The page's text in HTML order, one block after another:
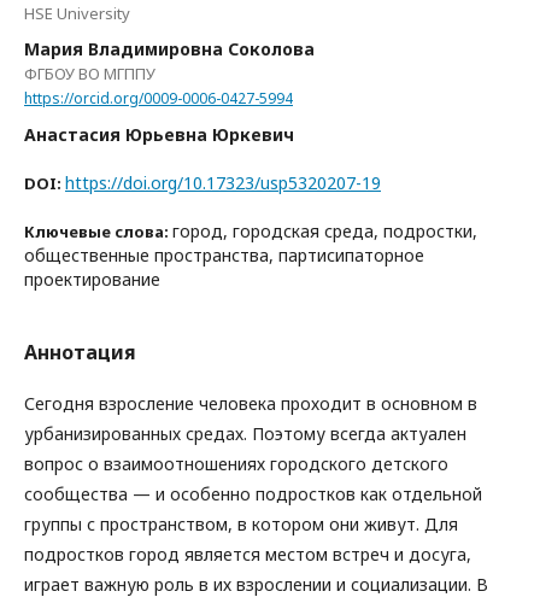
HSE University
Мария Владимировна Соколова
ФГБОУ ВО МГППУ
https://orcid.org/0009-0006-0427-5994
Анастасия Юрьевна Юркевич
DOI: https://doi.org/10.17323/usp5320207-19
Ключевые слова: город, городская среда, подростки,
общественные пространства, партисипаторное
проектирование
Аннотация
Сегодня взросление человека проходит в основном в
урбанизированных средах. Поэтому всегда актуален
вопрос о взаимоотношениях городского детского
сообщества — и особенно подростков как отдельной
группы с пространством, в котором они живут. Для
подростков город является местом встреч и досуга,
играет важную роль в их взрослении и социализации. В